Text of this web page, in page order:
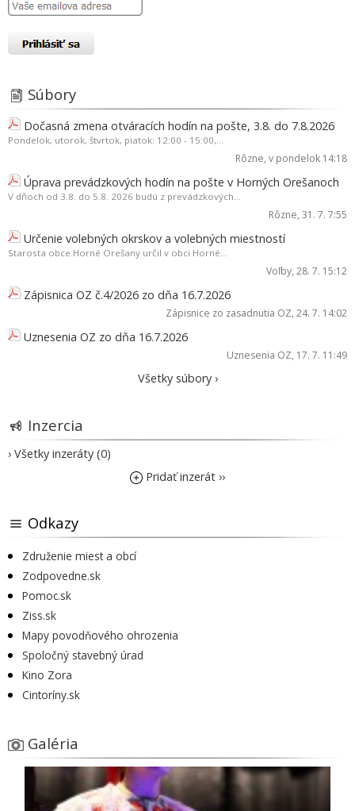
Súbory
Dočasná zmena otváracích hodín na pošte, 3.8. do 7.8.2026
Pondelok, utorok, štvrtok, piatok: 12:00 - 15:00,...
Rôzne, v pondelok 14:18
Úprava prevádzkových hodín na pošte v Horných Orešanoch
V dňoch od 3.8. do 5.8. 2026 budú z prevádzkových...
Rôzne, 31. 7. 7:55
Určenie volebných okrskov a volebných miestností
Starosta obce Horné Orešany určil v obci Horné...
Voľby, 28. 7. 15:12
Zápisnica OZ č.4/2026 zo dňa 16.7.2026
Zápisnice zo zasadnutia OZ, 24. 7. 14:02
Uznesenia OZ zo dňa 16.7.2026
Uznesenia OZ, 17. 7. 11:49
Všetky súbory ›
Inzercia
› Všetky inzeráty (0)
Pridať inzerát ››
Odkazy
Združenie miest a obcí
Zodpovedne.sk
Pomoc.sk
Ziss.sk
Mapy povodňového ohrozenia
Spoločný stavebný úrad
Kino Zora
Cintoríny.sk
Galéria